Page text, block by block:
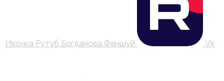
Иконка Рутуб Богданова Феншуй Vk